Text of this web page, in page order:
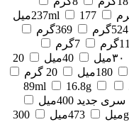
237ml
177میل
524گرم
369گرم
11گرم
7گرم
۳۰میل 40میل
20
180میل
20 گرم
89ml
16.8g
سری جدید 400میل
473میل
300